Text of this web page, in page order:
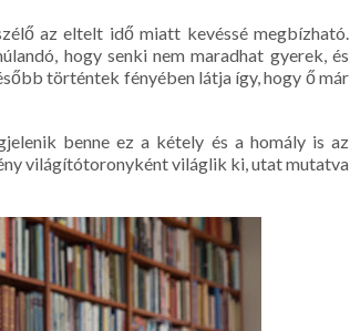
az eltelt idő miatt kevéssé megbízható.
hogy senki nem maradhat gyerek, és
történtek fényében látja így, hogy ő már
benne ez a kétely és a homály is az
világítótoronyként világlik ki, utat mutatva